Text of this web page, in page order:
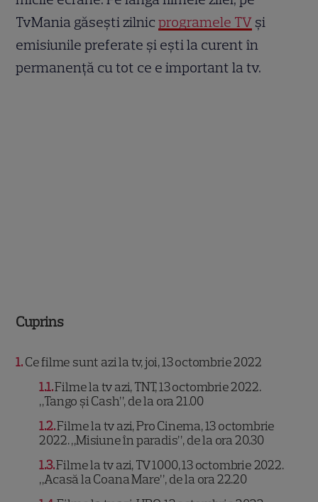
TvMania găsești zilnicprogramele TV și
emisiunile preferate și ești la curent în
permanență cu tot ce e important la tv.
Cuprins
1 Ce filme sunt azi la tv, joi, 13 octombrie 2022
1.1Filme la tv azi, TNT, 13 octombrie 2022.
„Tango și Cash”, de la ora 21.00
1.2Filme la tv azi, Pro Cinema, 13 octombrie
2022. „Misiune în paradis”, de la ora 20.30
1.3Filme la tv azi, TV 1000, 13 octombrie 2022.
„Acasă la Coana Mare”, de la ora 22.20